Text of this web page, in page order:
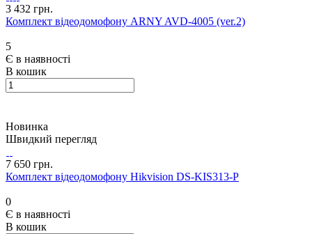
3 432 грн.
Комплект відеодомофону ARNY AVD-4005 (ver.2)
5
Є в наявності
В кошик
Новинка
Швидкий перегляд
7 650 грн.
Комплект відеодомофону Hikvision DS-KIS313-P
0
Є в наявності
В кошик